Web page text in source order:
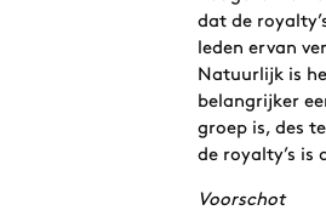
dat de
leden ervan
Natuurlijk is
belangrijker
groep is, des
de royalty’s is
Voorschot